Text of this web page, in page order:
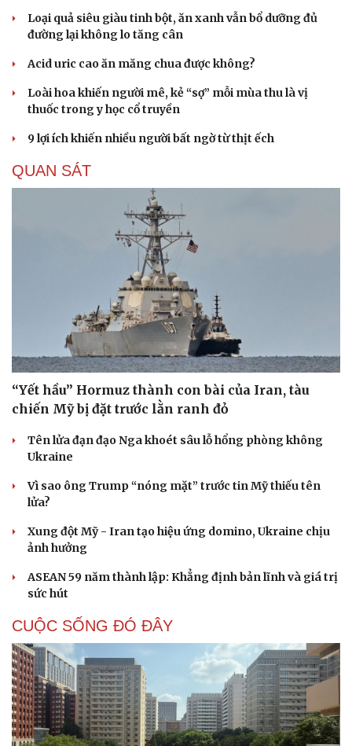
Loại quả siêu giàu tinh bột, ăn xanh vẫn bổ dưỡng đủ
đường lại không lo tăng cân
Acid uric cao ăn măng chua được không?
Loài hoa khiến người mê, kẻ “sợ” mỗi mùa thu là vị
thuốc trong y học cổ truyền
9 lợi ích khiến nhiều người bất ngờ từ thịt ếch
QUAN SÁT
“Yết hầu” Hormuz thành con bài của Iran, tàu
chiến Mỹ bị đặt trước lằn ranh đỏ
Tên lửa đạn đạo Nga khoét sâu lỗ hổng phòng không
Ukraine
Vì sao ông Trump “nóng mặt” trước tin Mỹ thiếu tên
lửa?
Xung đột Mỹ - Iran tạo hiệu ứng domino, Ukraine chịu
ảnh hưởng
ASEAN 59 năm thành lập: Khẳng định bản lĩnh và giá trị
sức hút
CUỘC SỐNG ĐÓ ĐÂY